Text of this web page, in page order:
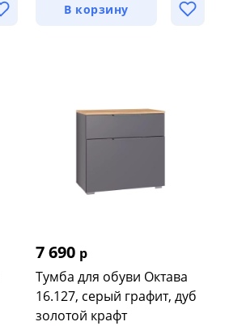
В корзину
7 690 р
Тумба для обуви Октава
16.127, серый графит, дуб
золотой крафт